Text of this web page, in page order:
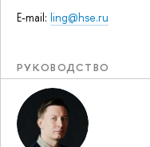
E-mail: ling@hse.ru
РУКОВОДСТВО